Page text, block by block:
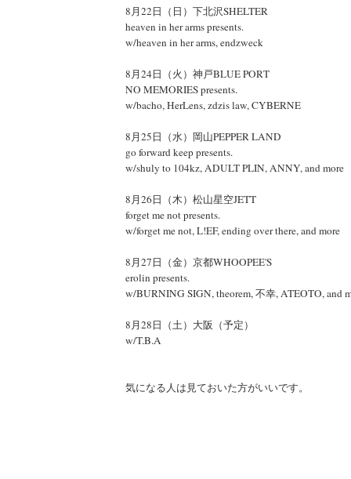
8月22日（日）下北沢SHELTER
heaven in her arms presents.
w/heaven in her arms, endzweck
8月24日（火）神戸BLUE PORT
NO MEMORIES presents.
w/bacho, HerLens, zdzis law, CYBERNE
8月25日（水）岡山PEPPER LAND
go forward keep presents.
w/shuly to 104kz, ADULT PLIN, ANNY, and more
8月26日（木）松山星空JETT
forget me not presents.
w/forget me not, L!EF, ending over there, and more
8月27日（金）京都WHOOPEE'S
erolin presents.
w/BURNING SIGN, theorem, 不幸, ATEOTO, and
8月28日（土）大阪（予定）
w/T.B.A
気になる人は見ておいた方がいいです。